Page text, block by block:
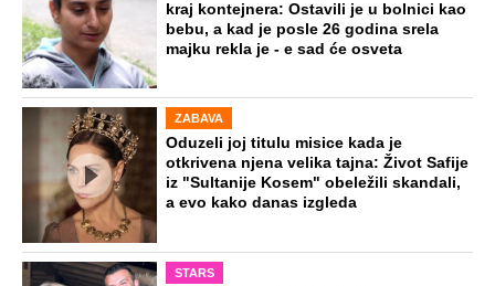
kraj kontejnera: Ostavili je u bolnici kao
bebu, a kad je posle 26 godina srela
majku rekla je - e sad će osveta
ZABAVA
Oduzeli joj titulu misice kada je
otkrivena njena velika tajna: Život Safije
iz "Sultanije Kosem" obeležili skandali,
a evo kako danas izgleda
STARS